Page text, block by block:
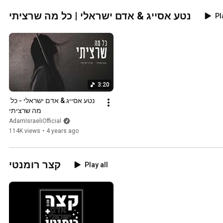
נטע אסייג & אדם ישראלי | כל מה שרציתי
3:20
מה שרציתי
AdamIsraeliOfficial
114K views • 4 years ago
קצר רומנטי Play all